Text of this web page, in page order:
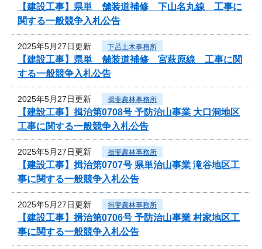
【建設工事】県単 舗装道補修 下山名丸線 工事に
関する一般競争入札公告
2025年5月27日更新 下呂土木事務所
【建設工事】県単 舗装道補修 宮萩原線 工事に関
する一般競争入札公告
2025年5月27日更新 揖斐農林事務所
【建設工事】揖治第0708号 予防治山事業 大口洞地区
工事に関する一般競争入札公告
2025年5月27日更新 揖斐農林事務所
【建設工事】揖治第0707号 県単治山事業 滝谷地区工
事に関する一般競争入札公告
2025年5月27日更新 揖斐農林事務所
【建設工事】揖治第0706号 予防治山事業 村家地区工
事に関する一般競争入札公告